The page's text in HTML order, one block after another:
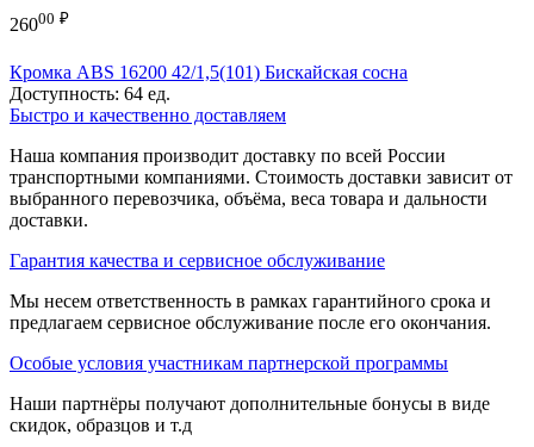
26000 ₽
Кромка ABS 16200 42/1,5(101) Бискайская сосна
Доступность: 64 ед.
Быстро и качественно доставляем
Наша компания производит доставку по всей России
транспортными компаниями. Стоимость доставки зависит от
выбранного перевозчика, объёма, веса товара и дальности
доставки.
Гарантия качества и сервисное обслуживание
Мы несем ответственность в рамках гарантийного срока и
предлагаем сервисное обслуживание после его окончания.
Особые условия участникам партнерской программы
Наши партнёры получают дополнительные бонусы в виде
скидок, образцов и т.д